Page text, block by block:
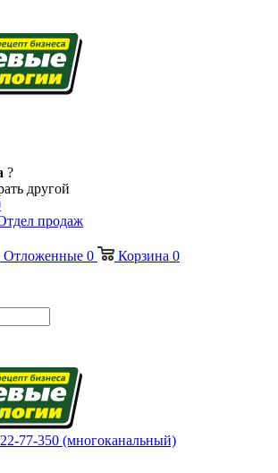
?
другой
продаж
Отложенные 0 Корзина 0
77-350 (многоканальный)